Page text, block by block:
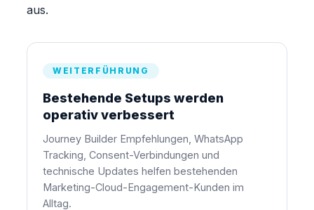
aus.
WEITERFÜHRUNG
Bestehende Setups werden
operativ verbessert
Journey Builder Empfehlungen, WhatsApp
Tracking, Consent-Verbindungen und
technische Updates helfen bestehenden
Marketing-Cloud-Engagement-Kunden im
Alltag.